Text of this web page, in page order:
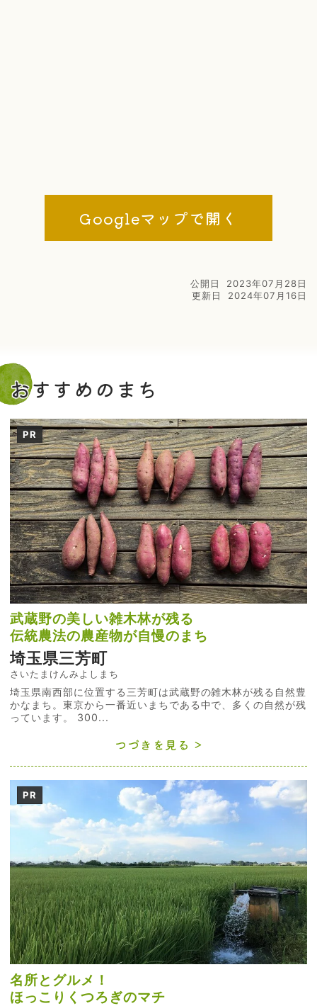
Googleマップで開く
公開日
2023年07月28日
更新日
2024年07月16日
おすすめのまち
PR
武蔵野の美しい雑木林が残る
伝統農法の農産物が自慢のまち
埼玉県三芳町
さいたまけんみよしまち
埼玉県南西部に位置する三芳町は武蔵野の雑木林が残る自然豊
かなまち。東京から一番近いまちである中で、多くの自然が残
っています。 300...
つづきを見る
PR
名所とグルメ！
ほっこりくつろぎのマチ